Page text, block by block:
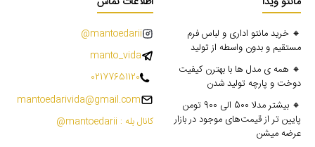
🔸 خرید مانتو اداری و لباس فرم
مستقیم و بدون واسطه از تولید
🔸 همه ی مدل ها با بهترن کیفیت
دوخت و پارچه تولید شدن
🔸 بیشتر مدلا 500 الی 900 تومن
پایین تر از قیمت‌های موجود در بازار
عرضه میشن
mantoedarii@
manto_vida
02177651120
mantoedarivida@gmail.com
کانال بله : mantoedarii@